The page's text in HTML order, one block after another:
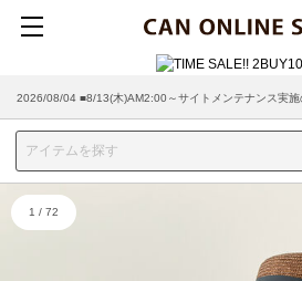
2026/08/04 ■8/13(木)AM2:00～サイトメンテナンス実施
2026/07/29 ■【お知らせ】ヤマト運輸の配送遅延・停止
1 / 72